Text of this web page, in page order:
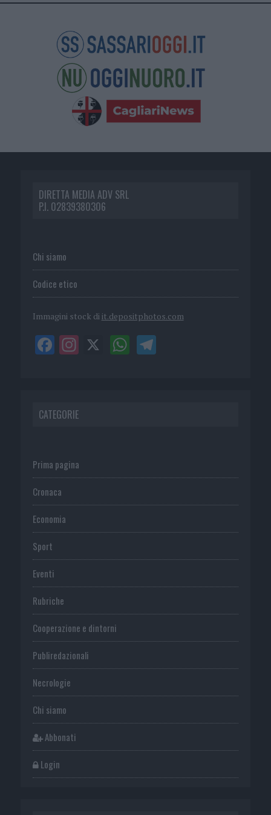
DIRETTA MEDIA ADV SRL
P.I. 02839380306
Chi siamo
Codice etico
Immagini stock di it.depositphotos.com
CATEGORIE
Prima pagina
Cronaca
Economia
Sport
Eventi
Rubriche
Cooperazione e dintorni
Publiredazionali
Necrologie
Chi siamo
Abbonati
Login